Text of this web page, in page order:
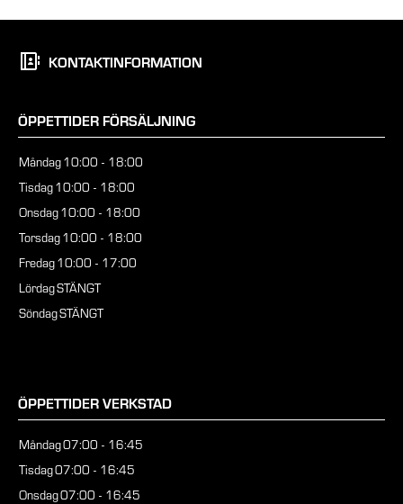
KONTAKTINFORMATION
ÖPPETTIDER FÖRSÄLJNING
Måndag10:00 - 18:00
Tisdag10:00 - 18:00
Onsdag10:00 - 18:00
Torsdag10:00 - 18:00
Fredag10:00 - 17:00
LördagSTÄNGT
SöndagSTÄNGT
ÖPPETTIDER VERKSTAD
Måndag07:00 - 16:45
Tisdag07:00 - 16:45
Onsdag07:00 - 16:45